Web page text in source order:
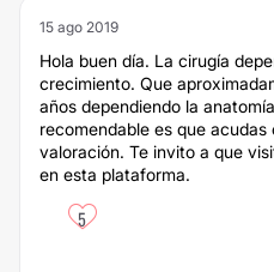
15 ago 2019
Hola buen día. La cirugía
crecimiento. Que
años dependiendo la
recomendable es que
valoración. Te invito a que
en esta plataforma.
5